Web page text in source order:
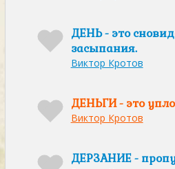
ДЕНЬ - это
засыпания.
Виктор Кротов
ДЕНЬГИ - это
Виктор Кротов
ДЕРЗАНИЕ -